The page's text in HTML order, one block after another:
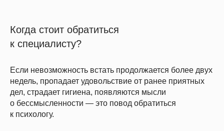
Когда стоит обратиться
к специалисту?
Если невозможность встать продолжается более двух
недель, пропадает удовольствие от ранее приятных
дел, страдает гигиена, появляются мысли
о бессмысленности — это повод обратиться
к психологу.